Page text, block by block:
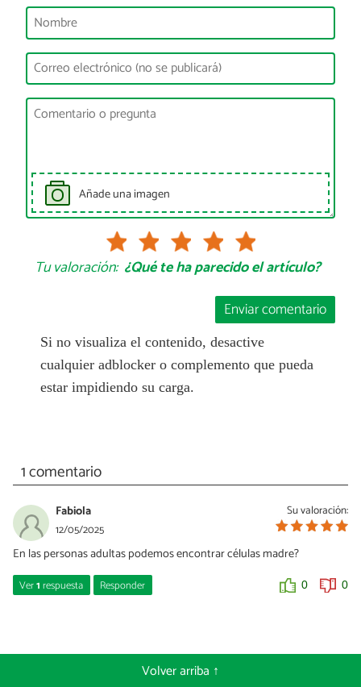
Añade una imagen
Tu valoración: ¿Qué te ha parecido el artículo?
Enviar comentario
Si no visualiza el contenido, desactive
cualquier adblocker o complemento que pueda
estar impidiendo su carga.
1 comentario
Su valoración:
Fabiola
12/05/2025
En las personas adultas podemos encontrar células madre?
Ver1respuesta Responder 0 0
¡Así es! Estas células madre son las que intervienen en el proceso
de reparación de tejidos.Volver arriba ↑